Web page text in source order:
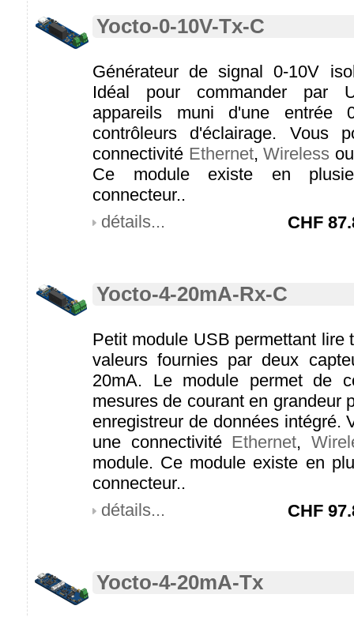
Yocto-0-10V-Tx-C
Générateur de signal 0-10V
Idéal pour commander par
appareils muni d'une entrée
contrôleurs d'éclairage. Vous
connectivité Ethernet,Wireless
Ce module existe en
connecteur..
détails...
CHF
Yocto-4-20mA-Rx-C
Petit module USB permettant lire
valeurs fournies par deux
20mA. Le module permet de
mesures de courant en grandeur
enregistreur de données intégré.
une connectivité Ethernet,
module. Ce module existe en
connecteur..
détails...
CHF
Yocto-4-20mA-Tx